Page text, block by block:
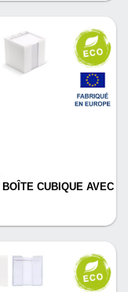
CUBIQUE AVEC